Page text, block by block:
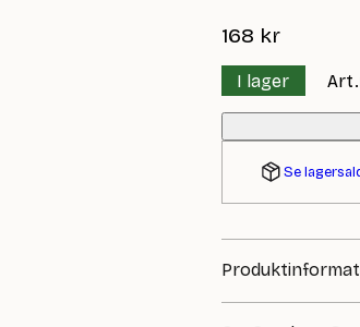
168 kr
I lager
Se